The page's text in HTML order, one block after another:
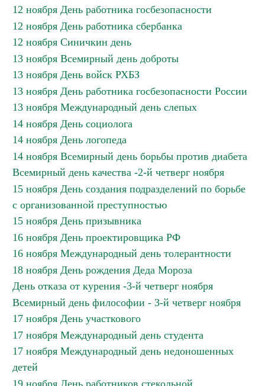
12 ноября День работника госбезопасности
12 ноября День работника сбербанка
12 ноября Синичкин день
13 ноября Всемирный день доброты
13 ноября День войск РХБЗ
13 ноября День работника госбезопасности России
13 ноября Международный день слепых
14 ноября День социолога
14 ноября День логопеда
14 ноября Всемирный день борьбы против диабета
Всемирный день качества -2-й четверг ноября
15 ноября День создания подразделений по борьбе
с организованной преступностью
15 ноября День призывника
16 ноября День проектировщика РФ
16 ноября Международный день толерантности
18 ноября День рождения Деда Мороза
День отказа от курения -3-й четверг ноября
Всемирный день философии - 3-й четверг ноября
17 ноября День участкового
17 ноября Международный день студента
17 ноября Международный день недоношенных
детей
19 ноября День работников стекольной